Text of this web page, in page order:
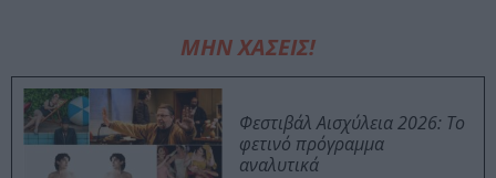
ΜΗΝ ΧΑΣΕΙΣ!
Φεστιβάλ Αισχύλεια 2026: Το
φετινό πρόγραμμα
αναλυτικά